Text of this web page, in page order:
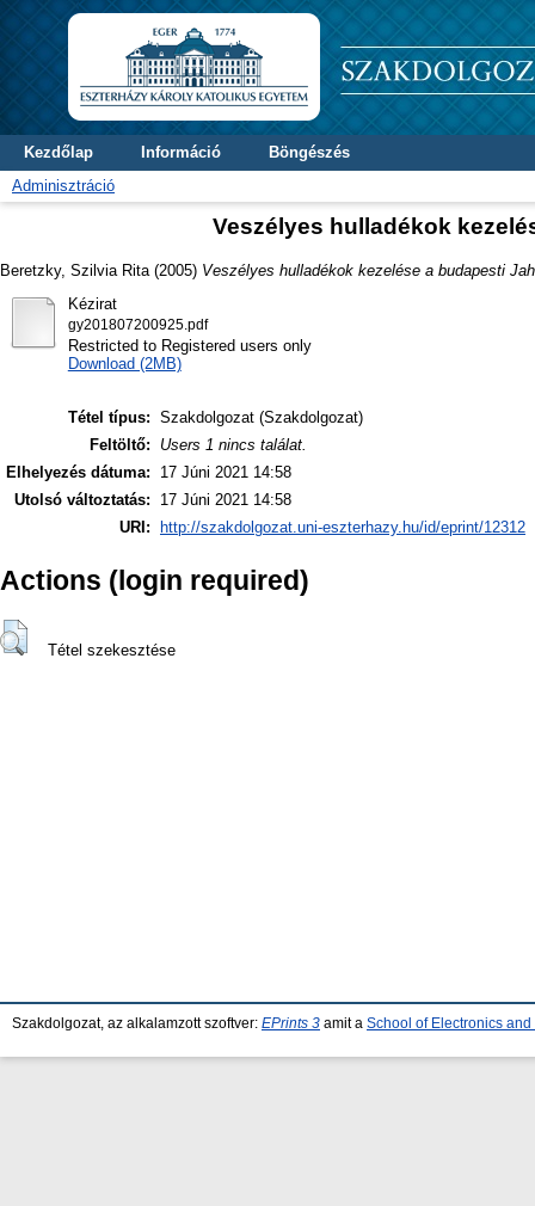
Kezdőlap Információ
Böngészés
Adminisztráció
Veszélyes hulladékok
Beretzky, Szilvia Rita (2005) Veszélyes hulladékok kezelése a budapesti
Kézirat
gy201807200925.pdf
Restricted to Registered users only
Download (2MB)
Tétel típus: Szakdolgozat (Szakdolgozat)
Feltöltő:
Users 1 nincs találat.
Elhelyezés dátuma:
17 Júni 2021 14:58
Utolsó változtatás:
17 Júni 2021 14:58
URI:
http://szakdolgozat.uni-eszterhazy.hu/id/eprint/12312
Actions (login required)
Tétel szekesztése
Szakdolgozat, az alkalamzott szoftver: EPrints 3 amit a School of Electronics